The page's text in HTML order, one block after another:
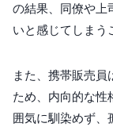
の結果、同僚や上
いと感じてしまう
また、携帯販売
ため、内向的な性
囲気に馴染めず、